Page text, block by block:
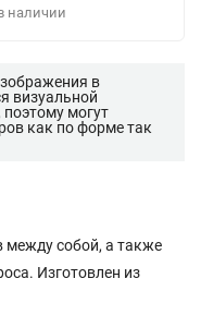
наличии
в
визуальной
могут
как по форме так
между собой, а также
Изготовлен из